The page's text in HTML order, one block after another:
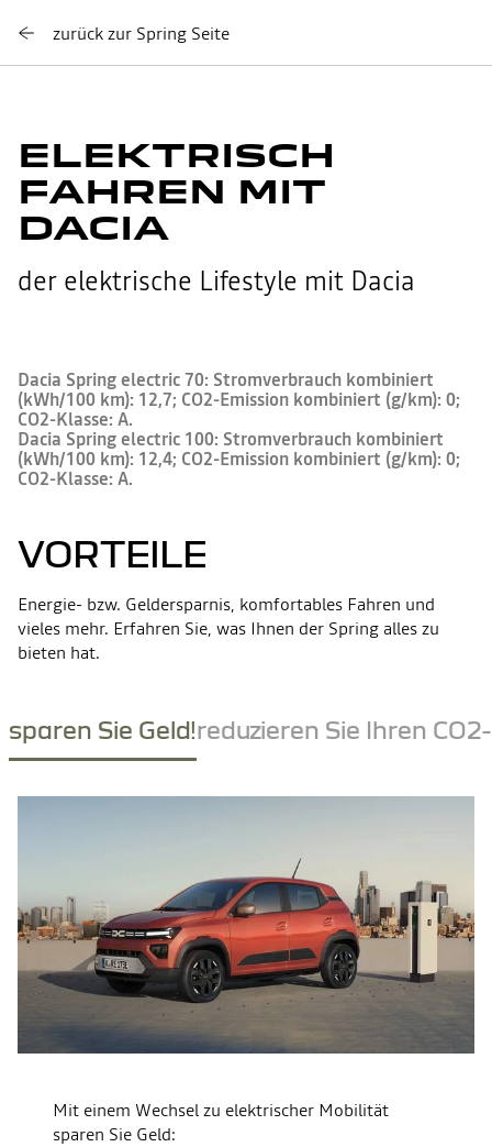
zurück zur Spring Seite
ELEKTRISCH
FAHREN MIT
DACIA
der elektrische Lifestyle mit Dacia
Dacia Spring electric 70: Stromverbrauch kombiniert
(kWh/100 km): 12,7; CO2-Emission kombiniert (g/km): 0;
CO2-Klasse: A.
Dacia Spring electric 100: Stromverbrauch kombiniert
(kWh/100 km): 12,4; CO2-Emission kombiniert (g/km): 0;
CO2-Klasse: A.
VORTEILE
Energie- bzw. Geldersparnis, komfortables Fahren und
vieles mehr. Erfahren Sie, was Ihnen der Spring alles zu
bieten hat.
sparen Sie Geld!reduzieren Sie Ihren
Mit einem Wechsel zu elektrischer Mobilität
sparen Sie Geld: